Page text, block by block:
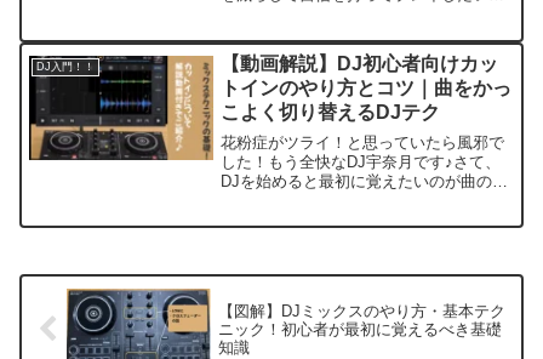
機能のマスターは避けて通れない道で
す。この記事では、D...
DJ入門！！
【動画解説】DJ初心者向けカッ
トインのやり方とコツ｜曲をかっ
こよく切り替えるDJテク
花粉症がツライ！と思っていたら風邪で
した！もう全快なDJ宇奈月です♪さて、
DJを始めると最初に覚えたいのが曲のつ
【図解】DJミックスのやり方・基本テク
ニック！初心者が最初に覚えるべき基礎
知識